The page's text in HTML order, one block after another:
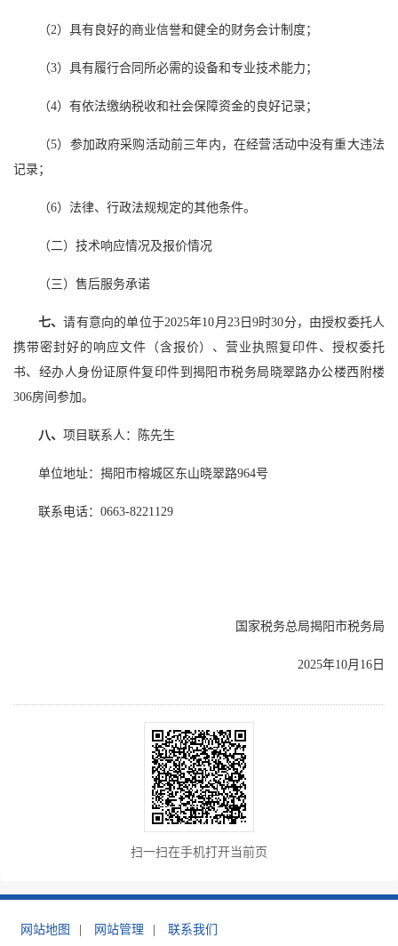
（2）具有良好的商业信誉和健全的财务会计制度；
（3）具有履行合同所必需的设备和专业技术能力；
（4）有依法缴纳税收和社会保障资金的良好记录；
（5）参加政府采购活动前三年内，在经营活动中没有重大违法
记录；
（6）法律、行政法规规定的其他条件。
（二）技术响应情况及报价情况
（三）售后服务承诺
七、请有意向的单位于2025年10月23日9时30分，由授权委托人
携带密封好的响应文件（含报价）、营业执照复印件、授权委托
书、经办人身份证原件复印件到揭阳市税务局晓翠路办公楼西附楼
306房间参加。
八、 项目联系人：陈先生
单位地址：揭阳市榕城区东山晓翠路964号
联系电话：0663-8221129
国家税务总局揭阳市税务局
2025年10月16日
扫一扫在手机打开当前页
网站地图 网站管理 联系我们